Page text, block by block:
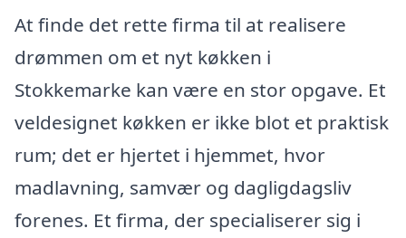
At finde det rette firma til at realisere
drømmen om et nyt køkken i
Stokkemarke kan være en stor opgave. Et
veldesignet køkken er ikke blot et praktisk
rum; det er hjertet i hjemmet, hvor
madlavning, samvær og dagligdagsliv
forenes. Et firma, der specialiserer sig i